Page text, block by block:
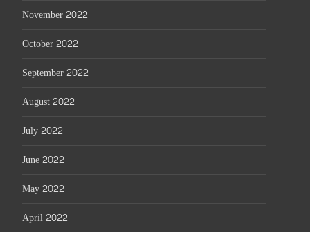
November 2022
October 2022
September 2022
August 2022
July 2022
June 2022
May 2022
April 2022